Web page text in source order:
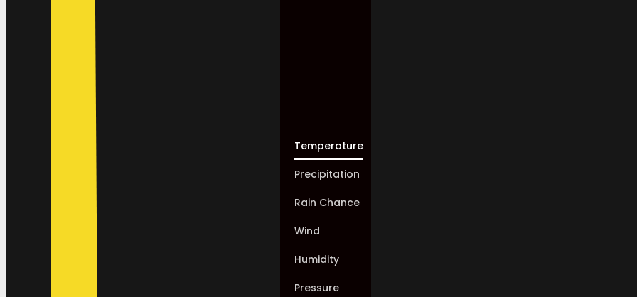
Temperature
Precipitation
Rain Chance
Wind
Humidity
Pressure